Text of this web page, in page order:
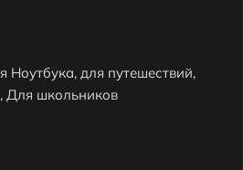
Ноутбука, для путешествий,
Для школьников